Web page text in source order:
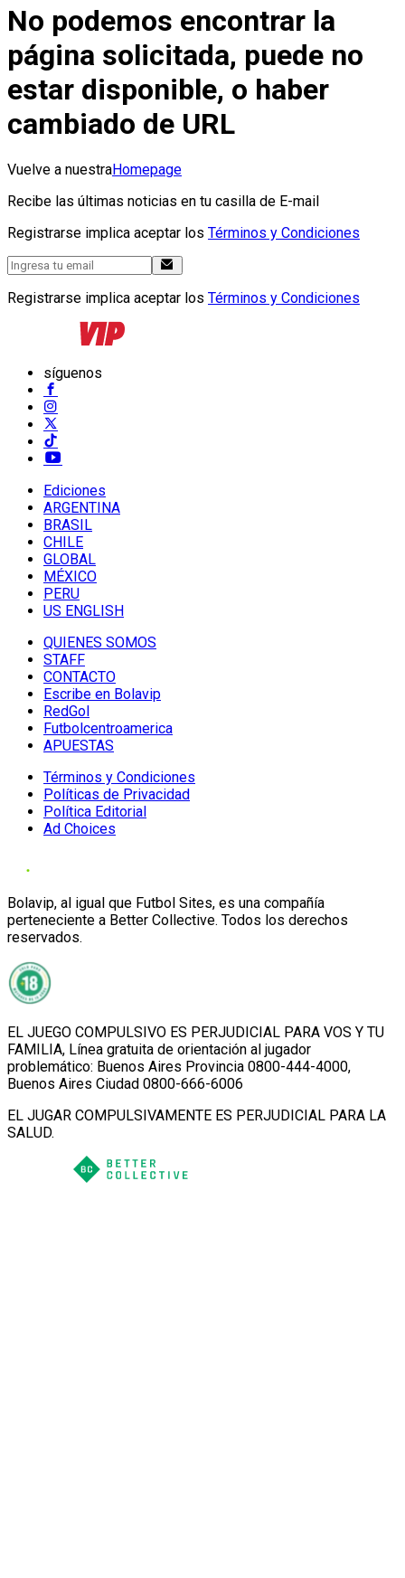
No podemos encontrar la
página solicitada, puede no
estar disponible, o haber
cambiado de URL
Vuelve a nuestraHomepage
Recibe las últimas noticias en tu casilla de E-mail
Registrarse implica aceptar los Términos y Condiciones
Registrarse implica aceptar los Términos y Condiciones
síguenos
Ediciones
ARGENTINA
BRASIL
CHILE
GLOBAL
MÉXICO
PERU
US ENGLISH
QUIENES SOMOS
STAFF
CONTACTO
Escribe en Bolavip
RedGol
Futbolcentroamerica
APUESTAS
Términos y Condiciones
Políticas de Privacidad
Política Editorial
Ad Choices
Bolavip, al igual que Futbol Sites, es una compañía
perteneciente a Better Collective. Todos los derechos
reservados.
EL JUEGO COMPULSIVO ES PERJUDICIAL PARA VOS Y TU
FAMILIA, Línea gratuita de orientación al jugador
problemático: Buenos Aires Provincia 0800-444-4000,
Buenos Aires Ciudad 0800-666-6006
EL JUGAR COMPULSIVAMENTE ES PERJUDICIAL PARA LA
SALUD.